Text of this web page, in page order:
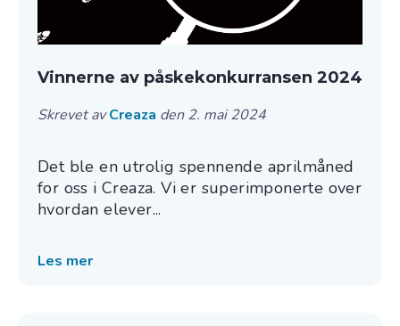
Vinnerne av påskekonkurransen 2024
Skrevet avCreaza den 2. mai 2024
Det ble en utrolig spennende aprilmåned
for oss i Creaza. Vi er superimponerte over
hvordan elever...
Les mer